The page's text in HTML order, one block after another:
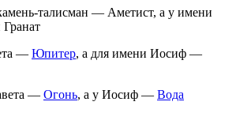
талисман — Аметист, а у имени
— Юпитер, а для имени Иосиф —
— Огонь, а у Иосиф — Вода